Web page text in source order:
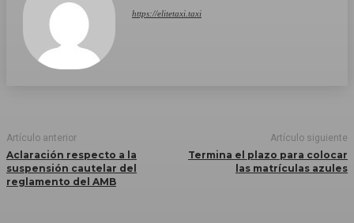
https://elitetaxi.taxi
Artículo anterior
Aclaración respecto a la
suspensión cautelar del
reglamento del AMB
Artículo siguiente
Termina el plazo para colocar
las matrículas azules